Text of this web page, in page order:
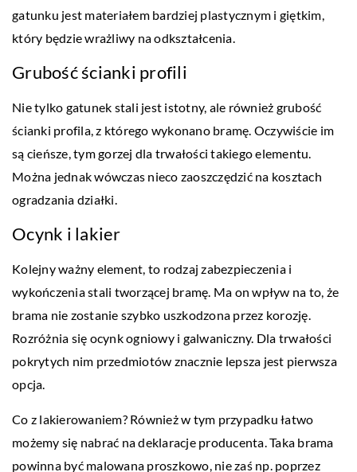
gatunku jest materiałem bardziej plastycznym i giętkim,
który będzie wrażliwy na odkształcenia.
Grubość ścianki profili
Nie tylko gatunek stali jest istotny, ale również grubość
ścianki profila, z którego wykonano bramę. Oczywiście im
są cieńsze, tym gorzej dla trwałości takiego elementu.
Można jednak wówczas nieco zaoszczędzić na kosztach
ogradzania działki.
Ocynk i lakier
Kolejny ważny element, to rodzaj zabezpieczenia i
wykończenia stali tworzącej bramę. Ma on wpływ na to, że
brama nie zostanie szybko uszkodzona przez korozję.
Rozróżnia się ocynk ogniowy i galwaniczny. Dla trwałości
pokrytych nim przedmiotów znacznie lepsza jest pierwsza
opcja.
Co z lakierowaniem? Również w tym przypadku łatwo
możemy się nabrać na deklaracje producenta. Taka brama
powinna być malowana proszkowo, nie zaś np. poprzez